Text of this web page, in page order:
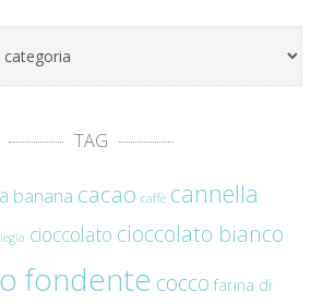
TAG
banana cacao caffè cannella
cioccolato cioccolato bianco
fondente cocco farina di